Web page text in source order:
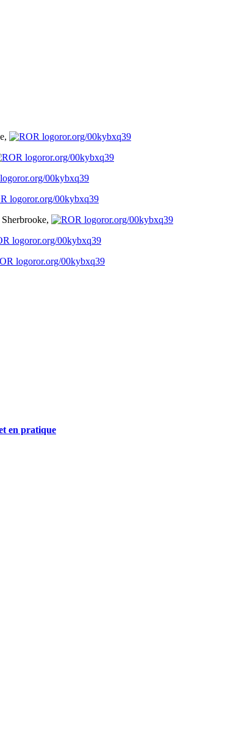
ror.org/00kybxq39
ror.org/00kybxq39
ror.org/00kybxq39
ror.org/00kybxq39
ror.org/00kybxq39
ror.org/00kybxq39
ror.org/00kybxq39
en pratique